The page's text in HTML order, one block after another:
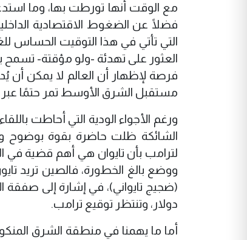
مع الوقت أنها تورطت بها، وما
فضلًا عن الضغوط الاقتصادية
التي تأتي في هذا التوقيت الحساس
العثور على تهدئة -ولو مؤقتة- تسمح
فرصة لإظهار أن العالم لا يمكن أن
مستقبل الشرق الأوسط تمر حتمًا عبر
ورغم الأجواء الودية التي أحاطت
الشائكة ظلت حاضرة بقوة بوضوح
لترامب بأن تايوان هي أهم قضية في
ووضع بالغ الخطورة، فالصين تريد
(ضجيج تايواني)، في إشارة إلى صفقة
دولار، وتنتظر توقيع ترامب.
أما ما يهمنا في منطقة الشرق